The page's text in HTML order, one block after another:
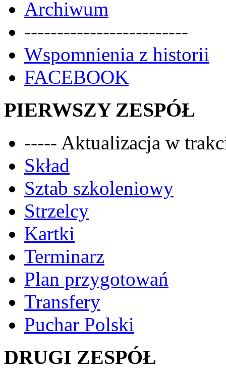
Archiwum
-------------------------
Wspomnienia z historii
FACEBOOK
PIERWSZY ZESPÓŁ
----- Aktualizacja w
Skład
Sztab szkoleniowy
Strzelcy
Kartki
Terminarz
Plan przygotowań
Transfery
Puchar Polski
DRUGI ZESPÓŁ